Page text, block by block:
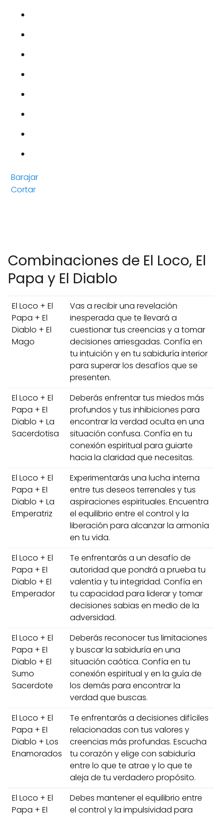
Barajar
Cortar
Combinaciones de El Loco, El
Papa y El Diablo
El Loco + El
Papa + El
Diablo + El
Mago
Vas a recibir una revelación
inesperada que te llevará a
cuestionar tus creencias y a tomar
decisiones arriesgadas. Confía en
tu intuición y en tu sabiduría interior
para superar los desafíos que se
presenten.
El Loco + El
Papa + El
Diablo + La
Sacerdotisa
Deberás enfrentar tus miedos más
profundos y tus inhibiciones para
encontrar la verdad oculta en una
situación confusa. Confía en tu
conexión espiritual para guiarte
hacia la claridad que necesitas.
El Loco + El
Papa + El
Diablo + La
Emperatriz
Experimentarás una lucha interna
entre tus deseos terrenales y tus
aspiraciones espirituales. Encuentra
el equilibrio entre el control y la
liberación para alcanzar la armonía
en tu vida.
El Loco + El
Papa + El
Diablo + El
Emperador
Te enfrentarás a un desafío de
autoridad que pondrá a prueba tu
valentía y tu integridad. Confía en
tu capacidad para liderar y tomar
decisiones sabias en medio de la
adversidad.
El Loco + El
Papa + El
Diablo + El
Sumo
Sacerdote
Deberás reconocer tus limitaciones
y buscar la sabiduría en una
situación caótica. Confía en tu
conexión espiritual y en la guía de
los demás para encontrar la
verdad que buscas.
El Loco + El
Papa + El
Diablo + Los
Enamorados
Te enfrentarás a decisiones difíciles
relacionadas con tus valores y
creencias más profundas. Escucha
tu corazón y elige con sabiduría
entre lo que te atrae y lo que te
aleja de tu verdadero propósito.
El Loco + El
Papa + El
Debes mantener el equilibrio entre
el control y la impulsividad para